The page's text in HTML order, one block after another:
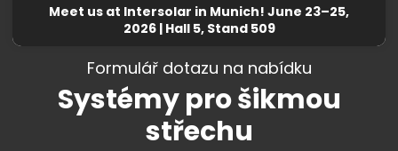
Meet us at Intersolar in Munich! June 23–25,
2026 | Hall 5, Stand 509
Energy5-Systémy pro šikmou střechu
Formulář dotazu na nabídku
Systémy pro šikmou
střechu